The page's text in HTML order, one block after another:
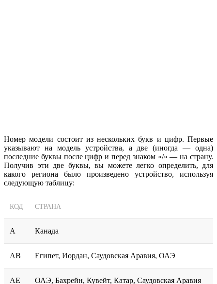
Номер модели состоит из нескольких букв и цифр. Первые
указывают на модель устройства, а две (иногда — одна)
последние буквы после цифр и перед знаком «/» — на страну.
Получив эти две буквы, вы можете легко определить, для
какого региона было произведено устройство, используя
следующую таблицу:
КОД СТРАНА
A Канада
AB Египет, Иордан, Саудовская Аравия, ОАЭ
AE ОАЭ, Бахрейн, Кувейт, Катар, Саудовская Аравия